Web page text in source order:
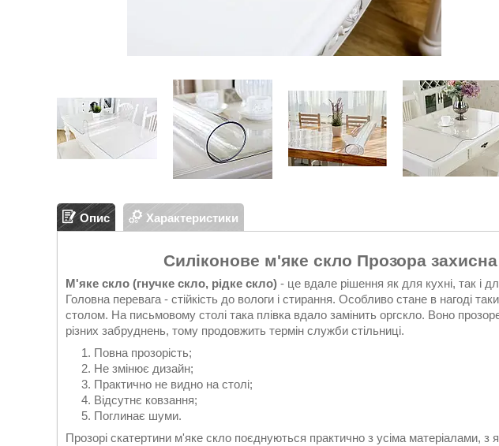
Опис Характеристики
Силіконове м'яке скло Прозора
М'яке скло (гнучке скло, рідке скло) - це вдале рішення як для кухні, так і
Головна перевага - стійкість до вологи і стирання. Особливо стане в нагоді
столом. На письмовому столі така плівка вдало замінить оргскло. Воно
різних забруднень, тому продовжить термін служби стільниці.
Повна прозорість;
Не змінює дизайн;
Практично не видно на столі;
Відсутнє ковзання;
Поглинає шуми.
Прозорі скатертини м'яке скло поєднуються практично з усіма матеріалами, з